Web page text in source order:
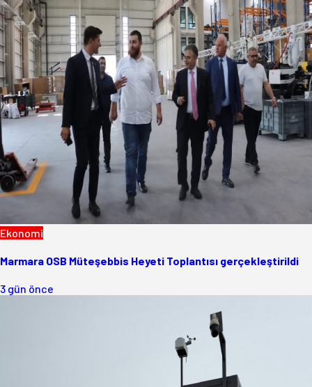
Ekonomi
Marmara OSB Müteşebbis Heyeti Toplantısı gerçekleştirildi
3 gün önce